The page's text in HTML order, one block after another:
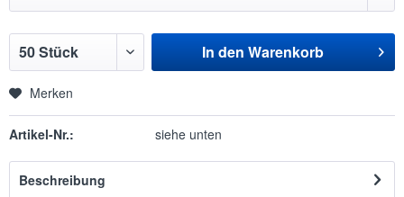
In den Warenkorb
Merken
Artikel-Nr.: siehe unten
Beschreibung